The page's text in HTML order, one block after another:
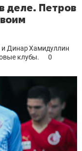
деле. Петров
и Динар Хамидуллин
клубы.
0